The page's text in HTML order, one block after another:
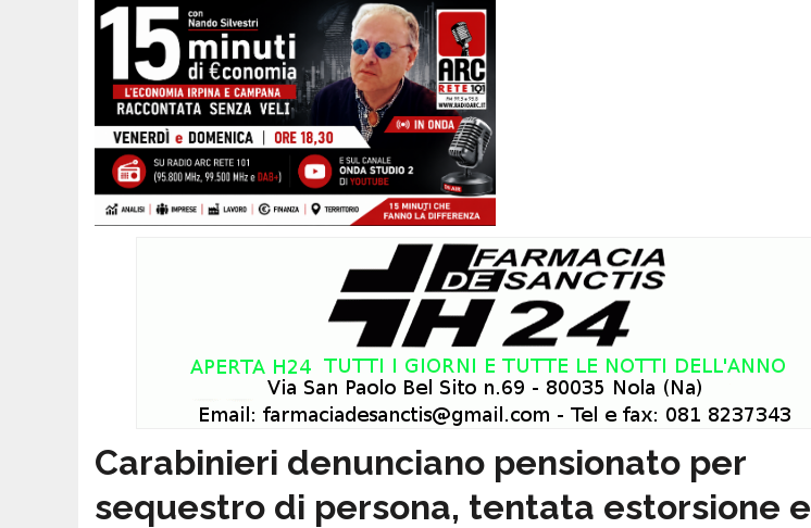
Carabinieri denunciano pensionato per
sequestro di persona, tentata estorsione e